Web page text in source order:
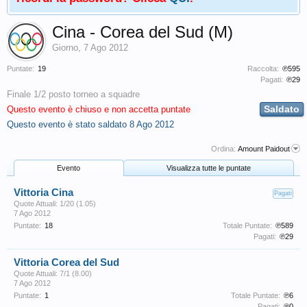
Puntate: 19 Raccolta: ℗595
Pagati: ℗29
Cina - Corea del Sud (M)
Giorno, 7 Ago 2012
Saldato
Finale 1/2 posto torneo a squadre
Questo evento è chiuso e non accetta puntate
Questo evento è stato saldato 8 Ago 2012
Ordina: Amount Paidout
Evento Visualizza tutte le puntate
Pagati
Vittoria Cina
Quote Attuali: 1/20 (1.05)
7 Ago 2012
Puntate: 18 Totale Puntate: ℗589
Pagati: ℗29
Vittoria Corea del Sud
Quote Attuali: 7/1 (8.00)
7 Ago 2012
Puntate: 1 Totale Puntate: ℗6